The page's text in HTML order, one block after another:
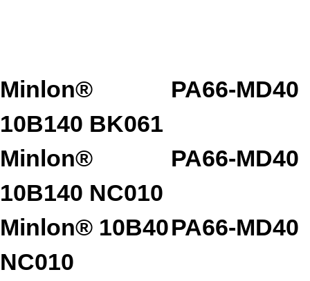
Minlon®
10B140 BK061
PA66-MD40
Minlon®
10B140 NC010
PA66-MD40
Minlon® 10B40
NC010
PA66-MD40